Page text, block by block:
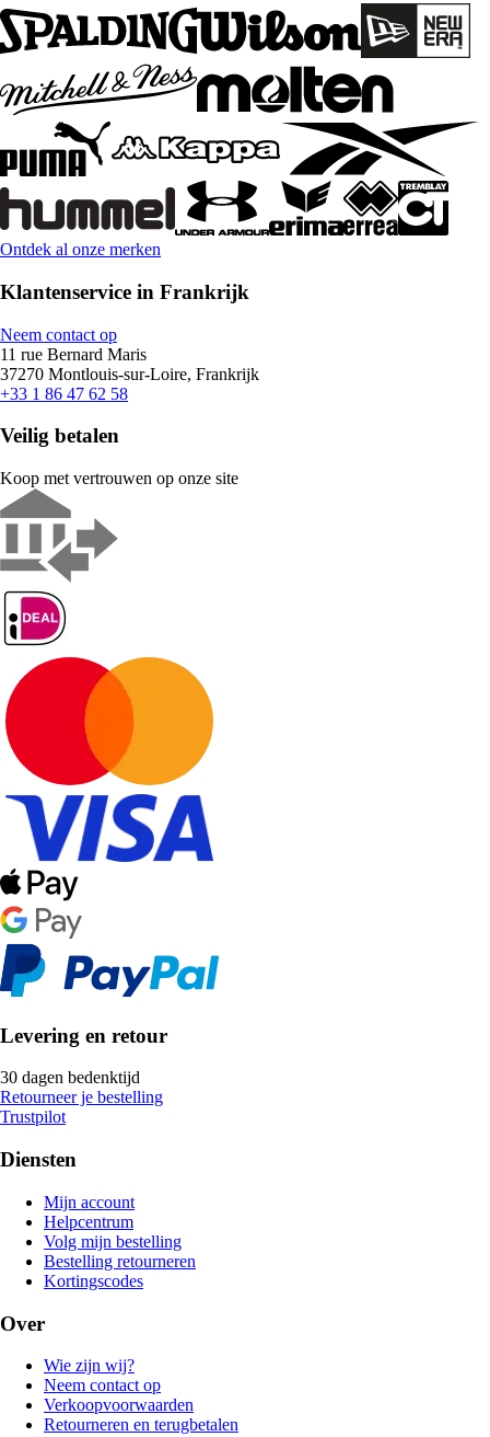
Ontdek al onze merken
Klantenservice in Frankrijk
Neem contact op
11 rue Bernard Maris
37270 Montlouis-sur-Loire, Frankrijk
+33 1 86 47 62 58
Veilig betalen
Koop met vertrouwen op onze site
Levering en retour
30 dagen bedenktijd
Retourneer je bestelling
Trustpilot
Diensten
Mijn account
Helpcentrum
Volg mijn bestelling
Bestelling retourneren
Kortingscodes
Over
Wie zijn wij?
Neem contact op
Verkoopvoorwaarden
Retourneren en terugbetalen